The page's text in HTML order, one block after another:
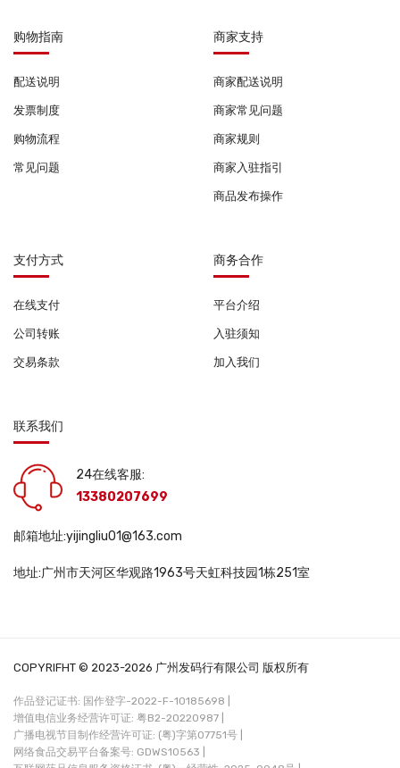
购物指南
配送说明
发票制度
购物流程
常见问题
商家支持
商家配送说明
商家常见问题
商家规则
商家入驻指引
商品发布操作
支付方式
在线支付
公司转账
交易条款
商务合作
平台介绍
入驻须知
加入我们
联系我们
24在线客服:
13380207699
邮箱地址:yijingliu01@163.com
地址:广州市天河区华观路1963号天虹科技园1栋251室
COPYRIFHT © 2023-2026 广州发码行有限公司 版权所有
作品登记证书: 国作登字-2022-F-10185698 |
增值电信业务经营许可证: 粤B2-20220987 |
广播电视节目制作经营许可证: (粤)字第07751号 |
网络食品交易平台备案号: GDWS10563 |